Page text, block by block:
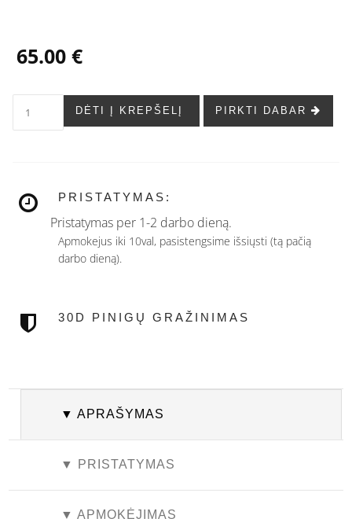
65.00 €
DĖTI Į KREPŠELĮ PIRKTI DABAR
PRISTATYMAS:
Pristatymas per 1-2 darbo dieną.
Apmokejus iki 10val, pasistengsime išsiųsti (tą pačią
darbo dieną).
30D PINIGŲ GRAŽINIMAS
▼ APRAŠYMAS
▼ PRISTATYMAS
▼ APMOKĖJIMAS